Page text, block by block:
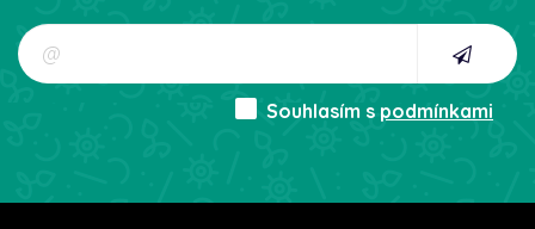
Souhlasím s podmínkami